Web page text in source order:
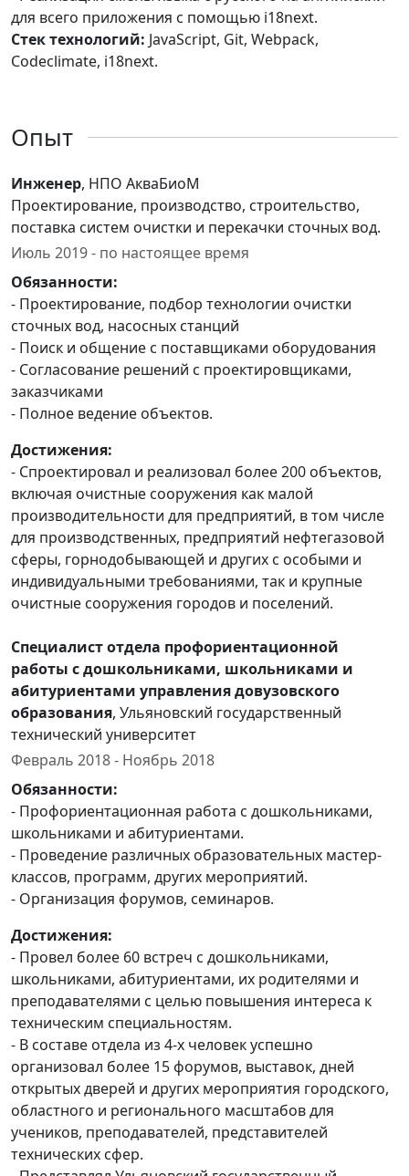
для всего приложения с помощью i18next.
Стек технологий: JavaScript, Git, Webpack,
Codeclimate, i18next.
Опыт
Инженер, НПО АкваБиоМ
Проектирование, производство, строительство,
поставка систем очистки и перекачки сточных вод.
Июль 2019 - по настоящее время
Обязанности:
- Проектирование, подбор технологии очистки
сточных вод, насосных станций
- Поиск и общение с поставщиками оборудования
- Согласование решений с проектировщиками,
заказчиками
- Полное ведение объектов.
Достижения:
- Спроектировал и реализовал более 200 объектов,
включая очистные сооружения как малой
производительности для предприятий, в том числе
для производственных, предприятий нефтегазовой
сферы, горнодобывающей и других с особыми и
индивидуальными требованиями, так и крупные
очистные сооружения городов и поселений.
Специалист отдела профориентационной
работы с дошкольниками, школьниками и
абитуриентами управления довузовского
образования, Ульяновский государственный
технический университет
Февраль 2018 - Ноябрь 2018
Обязанности:
- Профориентационная работа с дошкольниками,
школьниками и абитуриентами.
- Проведение различных образовательных мастер-
классов, программ, других мероприятий.
- Организация форумов, семинаров.
Достижения:
- Провел более 60 встреч с дошкольниками,
школьниками, абитуриентами, их родителями и
преподавателями с целью повышения интереса к
техническим специальностям.
- В составе отдела из 4-х человек успешно
организовал более 15 форумов, выставок, дней
открытых дверей и других мероприятия городского,
областного и регионального масштабов для
учеников, преподавателей, представителей
технических сфер.